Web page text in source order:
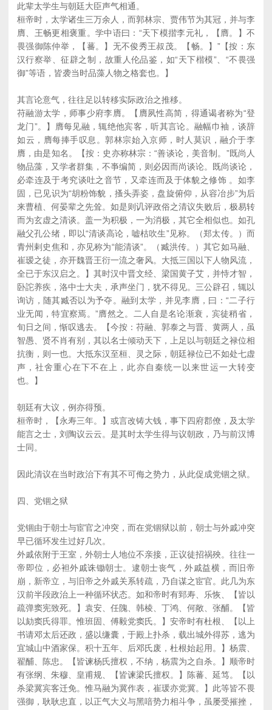
此辈太学生与朝廷大臣声气相通。
桓帝时，太学诸生三万余人，而郭林宗、贾伟节为其冠，并与李
膺、王畅更相褒重。学中语曰：“天下模揩李元礼，【膺。】不
畏强御陈仲举，【蕃。】无不俊秀王叔茂。【畅。】”【按：东
汉行察举、征辟之制，故重人伦品鉴，如“天下楷模”、“不畏强
御”等语，皆袭当时品藻人物之格套也。】
其言论意气，往往足以转移实际政治之推移。
苻融游太学，师事少府李膺。【膺夙性高简，得通谒者称为“登
龙门”。】膺每见融，辄绝他宾客，听其言论。融幅巾袖，谈辞
如云，膺每捧手叹息。郭林宗始入京师，时人莫识，融介于李
膺，由是知名。【按：史亦称林宗：“善谈论，美音制。”既尚人
物品藻，又学者群集，不亊编简，则必因而尚谈论。既尚谈论，
必牵连及于考究谈吐之音节，又牵连而及于体貌之修饰 。如李
固，已见识为“胡粉饰貌，搔头弄姿，盘旋俯仰，从容冶步”为后
来曹植、何晏辈之先耸。如是则讥评政俗之清议失败后，极易转
而为玄虚之清谈。盖一为积极，一为消极，其它全相似也。如孔
融父孔公绪，即以“清谈高论，嘘枯吹生”见称。（郑太传。）而
青州剌史焦和，亦见称为“能清谈”。（臧洪传。）其它如马融、
崔瑷之徒，亦开魏晋王衍一流之奢风。大抵三国以下人物风流，
全已于东汉启之。】其时汉中晋文经、梁国黄子艾，并恃才智，
卧詑养疾，洛中士大夫，承声坐门，犹不得见。三公辟召，辄以
询访，随其臧否以为予夺。融到太学，并见李膺，曰：“二子行
业无闻，特宜察焉。”膺然之。二人自是名论渐衰，宾徒稍省，
旬日之间，惭叹逃去。【今按：苻融、郭泰之与晋、黄两人，虽
智愚、贤不肖有别，其以名士倾动天下，上足以与朝廷之禄位相
抗衡，则一也。大抵东汉至桓、灵之际，朝廷禄位已不如处七虚
声，社舍重心在下不在上，此亦自秦统一以来世运一大转变
也。】
朝廷有大议，例亦得预。
桓帝时，【永寿三年。】或言改铸大钱，事下四府郡僚，及太学
能言之士，刘陶议云云。是其时太学生得与议朝政，乃与前汉博
士同。
因此清议在当时政治下有其不可侮之势力，从此促成党锢之狱。
四、党锢之狱
党锢由于朝士与宦官之冲突，而在党锢狱以前，朝士与外戚冲突
早已循环发生过好几次。
外戚依附于王室，外朝士人地位不亲接，正议徒招祸殃。往往一
帝即位，必袒外戚诛锄朝士。逮朝士丧气，外戚益横，而旧帝
崩，新帝立，与旧帝之外戚关系转疏，乃自谋之宦官。此几为东
汉前半段政治上一种循环状态。如和帝时有郅寿、乐恢、【皆以
疏弹窦宪致死。】袁安、任隗、韩棱、丁鸿、何敞、张酺。【皆
以劾窦氏得罪。惟班固、傅毅党窦氏。】安帝时有杜根、【以上
书请邓太后还政，盛以缣囊，于殿上扑杀，载出城外得苏，逃为
宜城山中酒家保。积十五年、后邓氏废，杜根始起用。】杨震、
翟酺、陈忠。【皆谏杨氏擅权，不纳，杨震为之自杀。】顺帝时
有张纲、朱穆、皇甫规、【皆谏梁氏擅权。】陈蕃、延笃。【以
杀梁冀宾客迁免。惟马融为冀作表，崔瑗亦党冀。】此等皆不畏
强御，耿耿忠直，以正气大义与黑喑势力相斗争，虽屡受摧挫，